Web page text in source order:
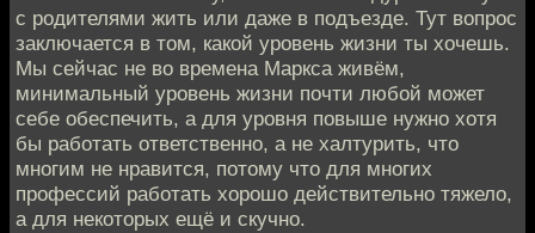
с родителями жить или даже в подъезде. Тут вопрос
заключается в том, какой уровень жизни ты хочешь.
Мы сейчас не во времена Маркса живём,
минимальный уровень жизни почти любой может
себе обеспечить, а для уровня повыше нужно хотя
бы работать ответственно, а не халтурить, что
многим не нравится, потому что для многих
профессий работать хорошо действительно тяжело,
а для некоторых ещё и скучно.